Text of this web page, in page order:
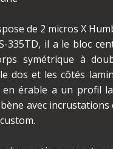
de 2 micros X
335TD, il a le bloc
symétrique à
dos et les côtés
érable a un profil
avec incrustations